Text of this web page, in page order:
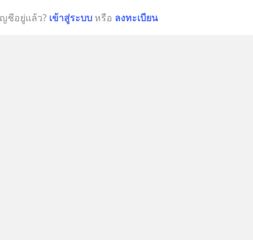
ชีอยู่แล้ว? เข้าสู่ระบบ หรือ ลงทะเบียน